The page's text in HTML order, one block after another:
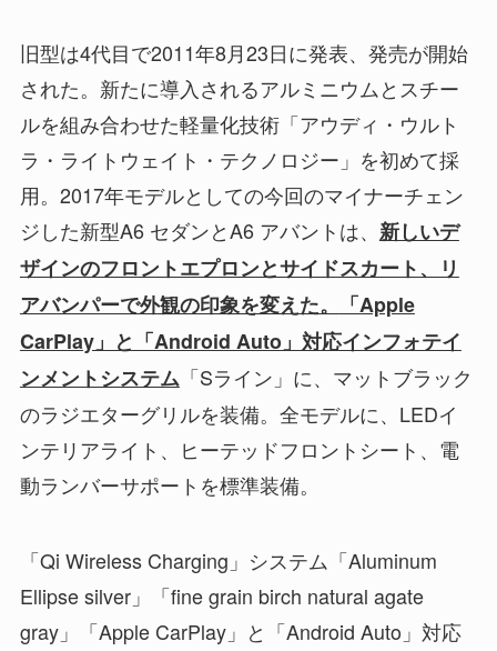
旧型は4代目で2011年8月23日に発表、発売が開始
された。新たに導入されるアルミニウムとスチー
ルを組み合わせた軽量化技術「アウディ・ウルト
ラ・ライトウェイト・テクノロジー」を初めて採
用。2017年モデルとしての今回のマイナーチェン
ジした新型A6 セダンとA6 アバントは、 新しいデ
ザインのフロントエプロンとサイドスカート、リ
アバンパーで外観の印象を変えた。
「Apple
CarPlay」と「Android Auto」対応インフォテイ
ンメントシステム 「Sライン」に、マットブラック
のラジエターグリルを装備。全モデルに、LEDイ
ンテリアライト、ヒーテッドフロントシート、電
動ランバーサポートを標準装備。
「Qi Wireless Charging」システム「Aluminum
Ellipse silver」「fine grain birch natural agate
gray」「Apple CarPlay」と「Android Auto」対応